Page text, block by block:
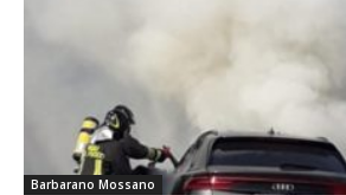
Barbarano Mossano